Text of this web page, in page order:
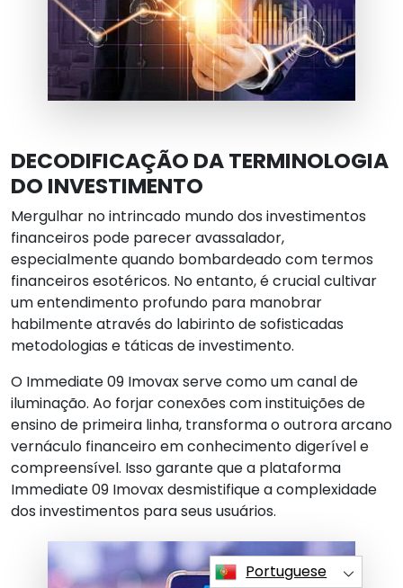
DECODIFICAÇÃO DA TERMINOLOGIA
DO INVESTIMENTO
Mergulhar no intrincado mundo dos investimentos
financeiros pode parecer avassalador,
especialmente quando bombardeado com termos
financeiros esotéricos. No entanto, é crucial cultivar
um entendimento profundo para manobrar
habilmente através do labirinto de sofisticadas
metodologias e táticas de investimento.
O Immediate 09 Imovax serve como um canal de
iluminação. Ao forjar conexões com instituições de
ensino de primeira linha, transforma o outrora arcano
vernáculo financeiro em conhecimento digerível e
compreensível. Isso garante que a plataforma
Immediate 09 Imovax desmistifique a complexidade
dos investimentos para seus usuários.
Portuguese